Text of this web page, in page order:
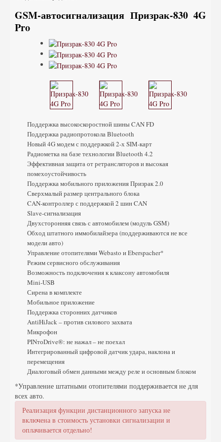
GSM-автосигнализация Призрак-830 4G
Pro
Поддержка высокоскоростной шины CAN FD
Поддержка радиопротокола Bluetooth
Новый 4G модем с поддержкой 2-х SIM-карт
Радиометка на базе технологии Bluetooth 4.2
Эффективная защита от ретрансляторов и высокая
помехоустойчивость
Поддержка мобильного приложения Призрак 2.0
Сверхмалый размер центрального блока
CAN-контроллер с поддержкой 2 шин CAN
Slave-сигнализация
Двухсторонняя связь с автомобилем (модуль GSM)
Обход штатного иммобилайзера (поддерживаются не все
модели авто)
Управление отопителями Webasto и Eberspacher*
Режим сервисного обслуживания
Возможность подключения к клаксону автомобиля
Mini-USB
Сирена в комплекте
Мобильное приложение
Поддержка сторонних датчиков
AntiHiJack – против силового захвата
Микрофон
PINтоDrive®: не нажал – не поехал
Интегрированный цифровой датчик удара, наклона и
перемещения
Диалоговый обмен данными между реле и основным блоком
*Управление штатными отопителями поддерживается не для
всех авто.
Реализация функции дистанционного запуска не
включена в стоимость установки сигнализации и
оплачивается отдельно!